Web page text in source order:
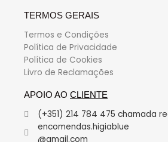
TERMOS GERAIS
Termos e Condições
Política de Privacidade
Política de Cookies
Livro de Reclamações
APOIO AO CLIENTE
(+351) 214 784 475 chamada
encomendas.higiablue
@gmail.com